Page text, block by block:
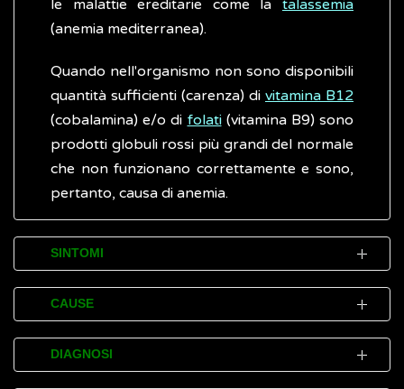
le malattie ereditarie come la talassemia
(anemia mediterranea).
Quando nell'organismo non sono disponibili
quantità sufficienti (carenza) di vitamina B12
(cobalamina) e/o di folati(vitamina B9) sono
prodotti globuli rossi più grandi del normale
che non funzionano correttamente e sono,
pertanto, causa di anemia.
SINTOMI
L'anemia da carenza di
folati può causare una vasta gamma di
disturbi (sintomi). Di solito, si sviluppano
gradualmente ma, se l'anemia non è curata,
CAUSE
L'anemia da carenza di
folati si verifica quando la mancanza di una,
DIAGNOSI